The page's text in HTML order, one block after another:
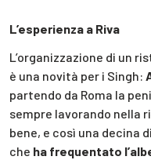
L’esperienza a Riva
L’organizzazione di un
è una novità per i Singh:
partendo da Roma la
sempre lavorando nella
bene, e così una decina
che ha frequentato